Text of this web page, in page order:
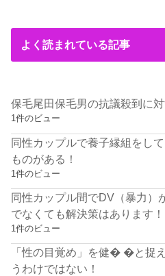
よく読まれている記事
保毛尾田保毛男の抗議殺到に
1件のビュー
同性カップルで養子縁組をし
ものがある！
1件のビュー
同性カップル間でDV（暴力）
でなくても解決策はあります！
1件のビュー
「性の目覚め」を健� �と捉
うわけではない！